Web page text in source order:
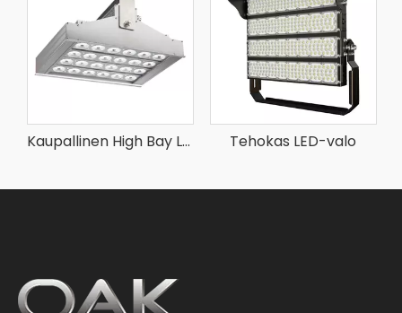
Kaupallinen High Bay LED varastovalaistus Tehokas LED-valo